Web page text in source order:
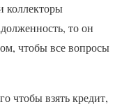
коллекторы
то он
чтобы все вопросы
чтобы взять кредит,